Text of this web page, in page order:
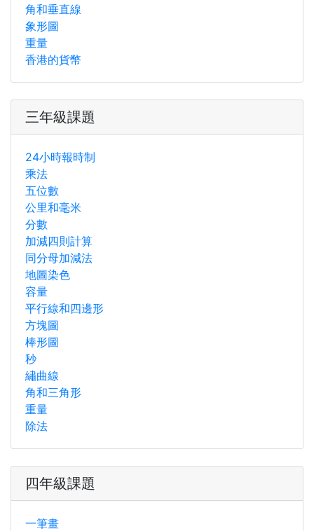
角和垂直線
象形圖
重量
香港的貨幣
三年級課題
24小時報時制
乘法
五位數
公里和毫米
分數
加減四則計算
同分母加減法
地圖染色
容量
平行線和四邊形
方塊圖
棒形圖
秒
繡曲線
角和三角形
重量
除法
四年級課題
一筆畫